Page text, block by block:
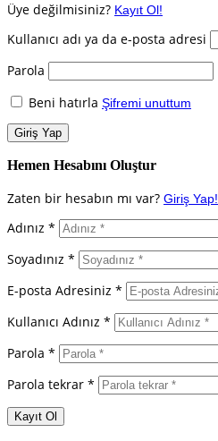
Üye değilmisiniz? Kayıt Ol!
Kullanıcı adı ya da e-posta adresi
Parola
Beni hatırla Şifremi unuttum
Hemen Hesabını Oluştur
Zaten bir hesabın mı var? Giriş Yap!
Adınız *
Soyadınız *
E-posta Adresiniz *
Kullanıcı Adınız *
Parola *
Parola tekrar *